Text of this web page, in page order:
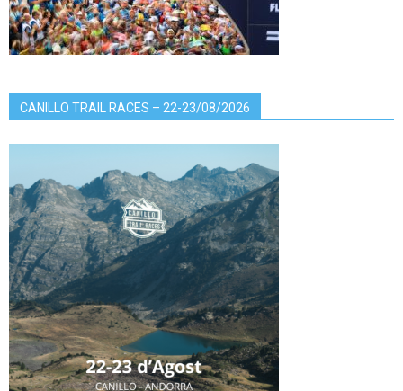
CANILLO TRAIL RACES – 22-23/08/2026